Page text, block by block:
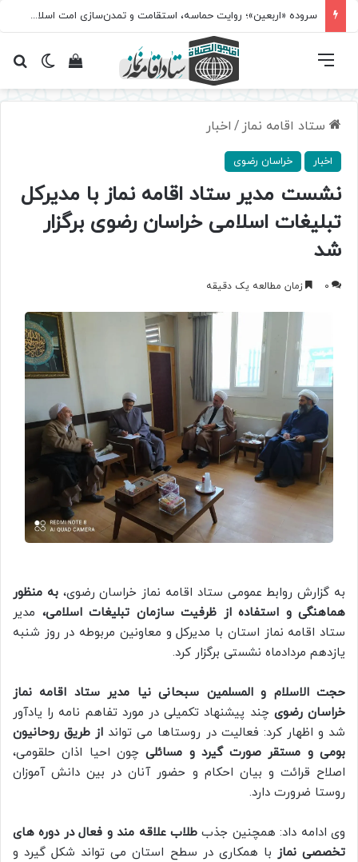
سروده‌ «اربعین»؛ روایت حماسه، استقامت و تمدن‌سازی امت اسلامی
تغییرمشاهده فهرست
ستاد اقامه نماز / اخبار
اخبار خراسان رضوی
نشست مدیر ستاد اقامه نماز با مدیرکل
تبلیغات اسلامی خراسان رضوی برگزار
شد
0 زمان مطالعه یک دقیقه
به گزارش روابط عمومی ستاد اقامه نماز خراسان رضوی،به منظور
هماهنگی و استفاده از ظرفیت سازمان تبلیغات اسلامی، مدیر
ستاد اقامه نماز استان با مدیرکل و معاونین مربوطه در روز شنبه
یازدهم مردادماه نشستی برگزار کرد.
حجت الاسلام و المسلمین سبحانی نیا مدیر ستاد اقامه نماز
خراسان رضوی چند پیشنهاد تکمیلی در مورد تفاهم نامه را یادآور
شد و اظهار کرد: فعالیت در روستاها می تواند از طریق روحانیون
بومی و مستقر صورت گیرد و مسائلیچون احیا اذان حلقومی،
اصلاح قرائت و بیان احکام و حضور آنان در بین دانش آموزان
روستا ضرورت دارد.
وی ادامه داد: همچنین جذبطلاب علاقه مند و فعال در دوره های
تخصصی نماز با همکاری در سطح استان می تواند شکل گیرد و